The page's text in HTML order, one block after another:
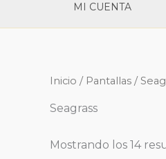
MI CUENTA
Inicio / Pantallas /
Seagrass
Mostrando los 14